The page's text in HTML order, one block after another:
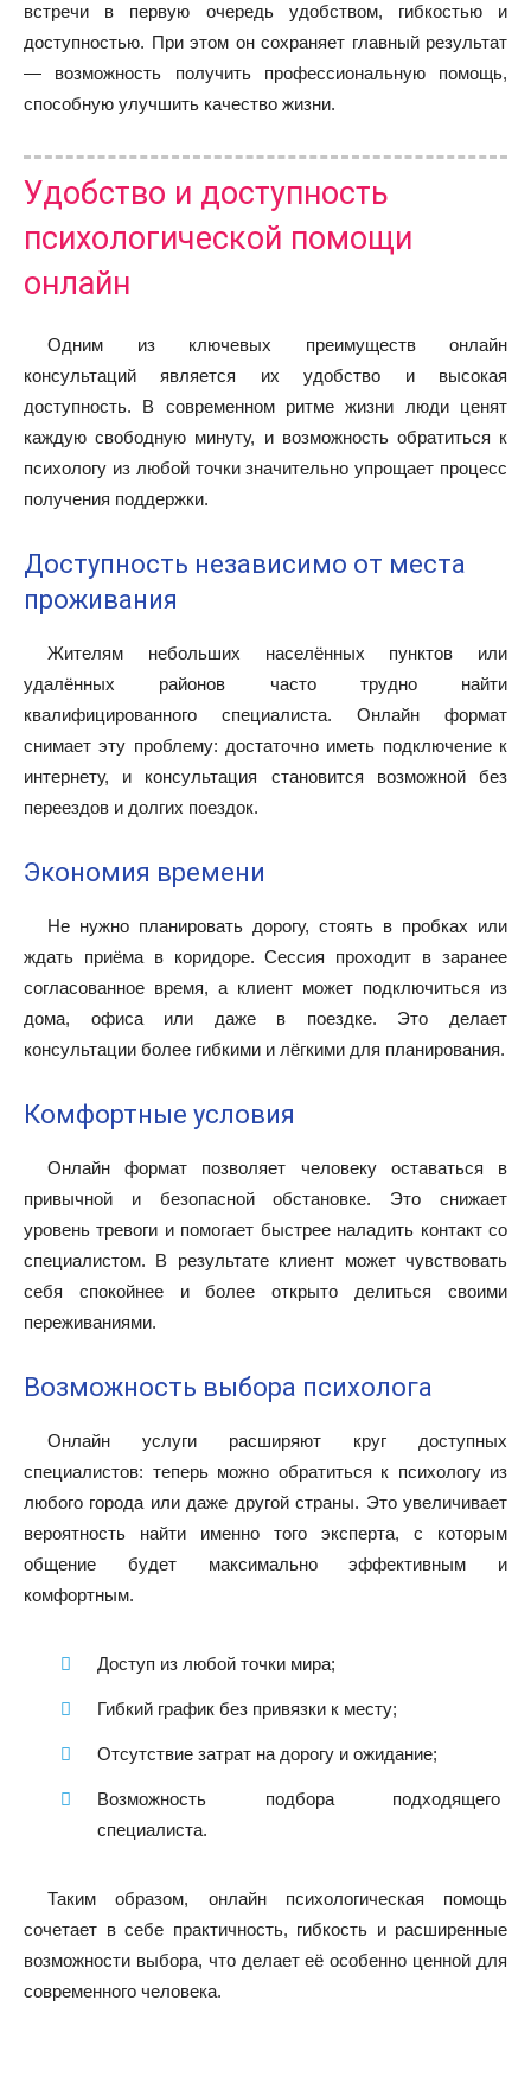
встречи в первую очередь удобством, гибкостью и
доступностью. При этом он сохраняет главный результат
— возможность получить профессиональную помощь,
способную улучшить качество жизни.
Удобство и доступность
психологической помощи
онлайн
Одним из ключевых преимуществ онлайн
консультаций является их удобство и высокая
доступность. В современном ритме жизни люди ценят
каждую свободную минуту, и возможность обратиться к
психологу из любой точки значительно упрощает процесс
получения поддержки.
Доступность независимо от места
проживания
Жителям небольших населённых пунктов или
удалённых районов часто трудно найти
квалифицированного специалиста. Онлайн формат
снимает эту проблему: достаточно иметь подключение к
интернету, и консультация становится возможной без
переездов и долгих поездок.
Экономия времени
Не нужно планировать дорогу, стоять в пробках или
ждать приёма в коридоре. Сессия проходит в заранее
согласованное время, а клиент может подключиться из
дома, офиса или даже в поездке. Это делает
консультации более гибкими и лёгкими для планирования.
Комфортные условия
Онлайн формат позволяет человеку оставаться в
привычной и безопасной обстановке. Это снижает
уровень тревоги и помогает быстрее наладить контакт со
специалистом. В результате клиент может чувствовать
себя спокойнее и более открыто делиться своими
переживаниями.
Возможность выбора психолога
Онлайн услуги расширяют круг доступных
специалистов: теперь можно обратиться к психологу из
любого города или даже другой страны. Это увеличивает
вероятность найти именно того эксперта, с которым
общение будет максимально эффективным и
комфортным.
Доступ из любой точки мира;
Гибкий график без привязки к месту;
Отсутствие затрат на дорогу и ожидание;
Возможность подбора подходящего
специалиста.
Таким образом, онлайн психологическая помощь
сочетает в себе практичность, гибкость и расширенные
возможности выбора, что делает её особенно ценной для
современного человека.